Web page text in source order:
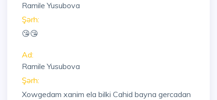
Ramile Yusubova
Şərh:
😘😘
Ad:
Ramile Yusubova
Şərh:
Xowgedam xanim ela bilki Cahid bayna gercadan